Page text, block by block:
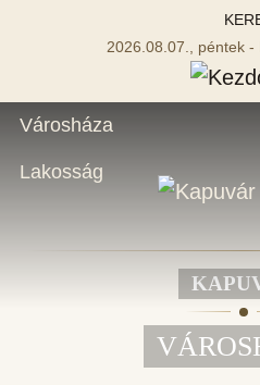
2026.08.07., péntek -
Városháza
Lakosság